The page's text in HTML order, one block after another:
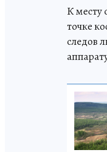
К месту
точке
следов